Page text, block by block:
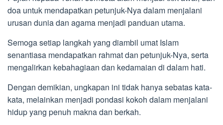
doa untuk mendapatkan petunjuk-Nya dalam menjalani
urusan dunia dan agama menjadi panduan utama.
Semoga setiap langkah yang diambil umat Islam
senantiasa mendapatkan rahmat dan petunjuk-Nya, serta
mengalirkan kebahagiaan dan kedamaian di dalam hati.
Dengan demikian, ungkapan ini tidak hanya sebatas kata-
kata, melainkan menjadi pondasi kokoh dalam menjalani
hidup yang penuh makna dan berkah.